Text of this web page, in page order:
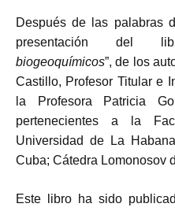
Después de las palabras
presentación del
biogeoquímicos”, de los
Castillo, Profesor Titular e
la Profesora Patricia
pertenecientes a la
Universidad de La
Cuba; Cátedra Lomonosov
Este libro ha sido